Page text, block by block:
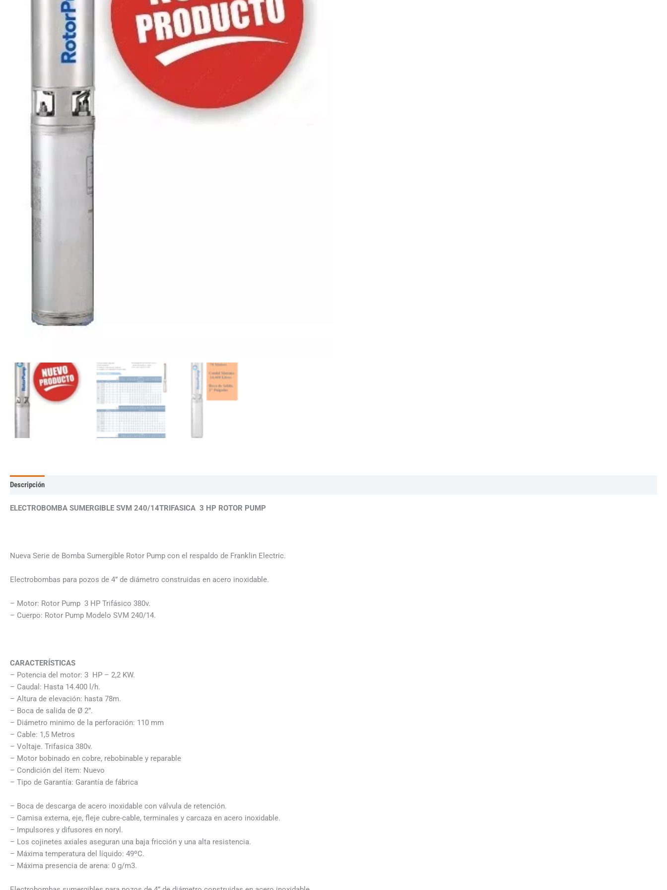
Descripción
ELECTROBOMBA SUMERGIBLE SVM 240/14TRIFASICA 3 HP ROTOR PUMP
Nueva Serie de Bomba Sumergible Rotor Pump con el respaldo de Franklin Electric.
Electrobombas para pozos de 4” de diámetro construidas en acero inoxidable.
– Motor: Rotor Pump 3 HP Trifásico 380v.
– Cuerpo: Rotor Pump Modelo SVM 240/14.
CARACTERÍSTICAS
– Potencia del motor: 3 HP – 2,2 KW.
– Caudal: Hasta 14.400 l/h.
– Altura de elevación: hasta 78m.
– Boca de salida de Ø 2”.
– Diámetro minimo de la perforación: 110 mm
– Cable: 1,5 Metros
– Voltaje. Trifasica 380v.
– Motor bobinado en cobre, rebobinable y reparable
– Condición del ítem: Nuevo
– Tipo de Garantía: Garantía de fábrica
– Boca de descarga de acero inoxidable con válvula de retención.
– Camisa externa, eje, fleje cubre-cable, terminales y carcaza en acero inoxidable.
– Impulsores y difusores en noryl.
– Los cojinetes axiales aseguran una baja fricción y una alta resistencia.
– Máxima temperatura del líquido: 49ºC.
– Máxima presencia de arena: 0 g/m3.